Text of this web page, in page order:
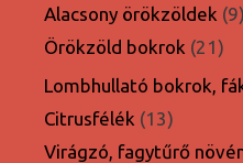
termék
Alacsony örökzöldek 99
Örökzöld bokrok 2121
Lombhullató bokrok,
Citrusfélék 1313
termék
Virágzó, fagytűrő